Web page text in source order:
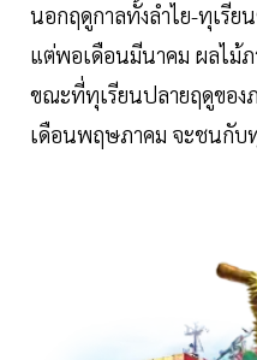
นอกฤดูกาลทั้งลำไย-ทุเรีย
แต่พอเดือนมีนาคม ผลไม้
ขณะที่ทุเรียนปลายฤดูของ
เดือนพฤษภาคม จะชนกับ